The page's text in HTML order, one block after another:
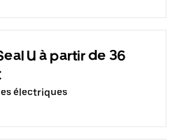
U à partir de 36
électriques